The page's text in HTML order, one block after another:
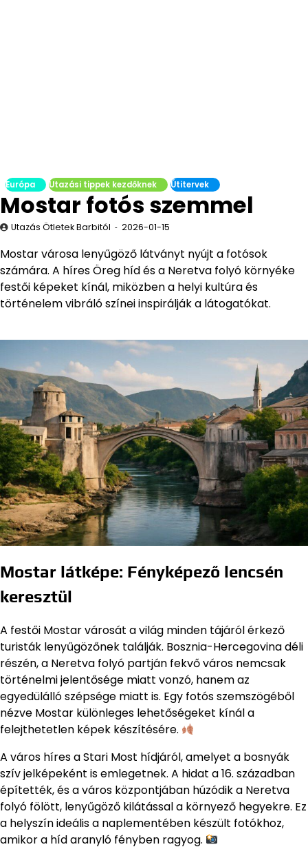
Európa Utazási tippek kezdőknek Útitervek
Mostar fotós szemmel
Utazás Ötletek Barbitól 2026-01-15
Mostar városa lenyűgöző látványt nyújt a fotósok
számára. A híres Öreg híd és a Neretva folyó környéke
festői képeket kínál, miközben a helyi kultúra és
történelem vibráló színei inspirálják a látogatókat.
Mostar látképe: Fényképező lencsén
keresztül
A festői Mostar városát a világ minden tájáról érkező
turisták lenyűgözőnek találják. Bosznia-Hercegovina déli
részén, a Neretva folyó partján fekvő város nemcsak
történelmi jelentősége miatt vonzó, hanem az
egyedülálló szépsége miatt is. Egy fotós szemszögéből
nézve Mostar különleges lehetőségeket kínál a
felejthetetlen képek készítésére.
A város híres a Stari Most hídjáról, amelyet a bosnyák
szív jelképeként is emlegetnek. A hidat a 16. században
építették, és a város központjában húzódik a Neretva
folyó fölött, lenyűgöző kilátással a környező hegyekre. Ez
a helyszín ideális a naplementében készült fotókhoz,
amikor a híd aranyló fényben ragyog.